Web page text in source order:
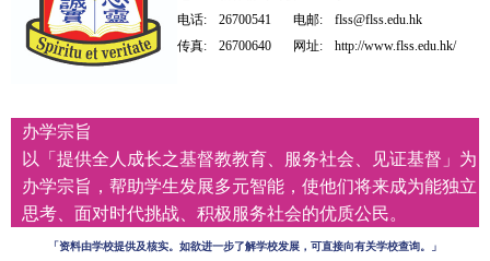
电话:
26700541 电邮:
flss@flss.edu.hk
传真:
26700640 网址: http://www.flss.edu.hk/
办学宗旨
以「提供全人成长之基督教教育、服务社会、见证基督」为
办学宗旨，帮助学生发展多元智能，使他们将来成为能独立
思考、面对时代挑战、积极服务社会的优质公民。
「资料由学校提供及核实。如欲进一步了解学校发展，可直接向有关学校查询。」